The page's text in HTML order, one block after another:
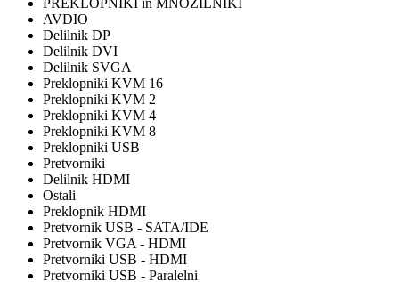
PREKLOPNIKI in MNOŽILNIKI
AVDIO
Delilnik DP
Delilnik DVI
Delilnik SVGA
Preklopniki KVM 16
Preklopniki KVM 2
Preklopniki KVM 4
Preklopniki KVM 8
Preklopniki USB
Pretvorniki
Delilnik HDMI
Ostali
Preklopnik HDMI
Pretvornik USB - SATA/IDE
Pretvornik VGA - HDMI
Pretvorniki USB - HDMI
Pretvorniki USB - Paralelni